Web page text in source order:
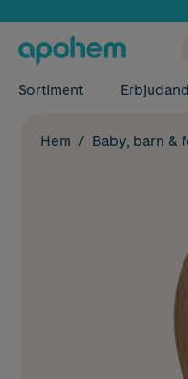
Sortiment
Hem Baby, barn &